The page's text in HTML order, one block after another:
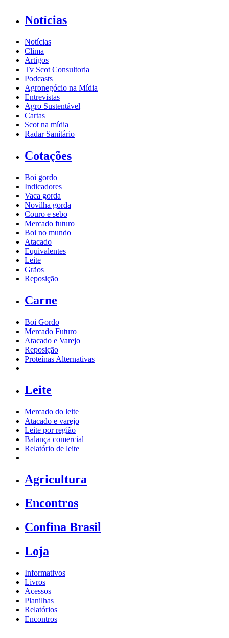
Notícias
Notícias
Clima
Artigos
Tv Scot Consultoria
Podcasts
Agronegócio na Mídia
Entrevistas
Agro Sustentável
Cartas
Scot na mídia
Radar Sanitário
Cotações
Boi gordo
Indicadores
Vaca gorda
Novilha gorda
Couro e sebo
Mercado futuro
Boi no mundo
Atacado
Equivalentes
Leite
Grãos
Reposição
Carne
Boi Gordo
Mercado Futuro
Atacado e Varejo
Reposição
Proteínas Alternativas
Leite
Mercado do leite
Atacado e varejo
Leite por região
Balança comercial
Relatório de leite
Agricultura
Encontros
Confina Brasil
Loja
Informativos
Livros
Acessos
Planilhas
Relatórios
Encontros